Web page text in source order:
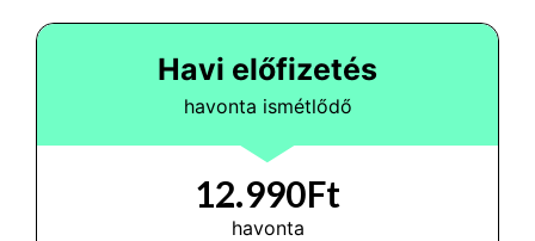
Havi előfizetés
havonta ismétlődő
12.990Ft
havonta